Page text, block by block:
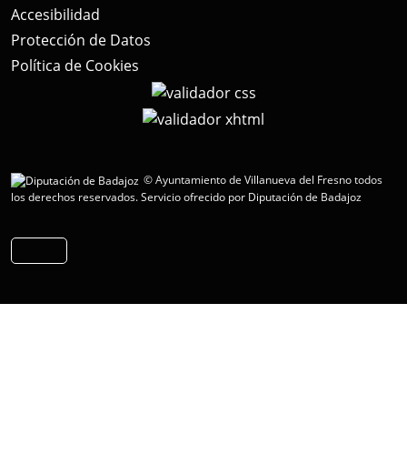
Accesibilidad
Protección de Datos
Política de Cookies
© Ayuntamiento de Villanueva del Fresno todos
los derechos reservados.Servicio ofrecido por Diputación de Badajoz